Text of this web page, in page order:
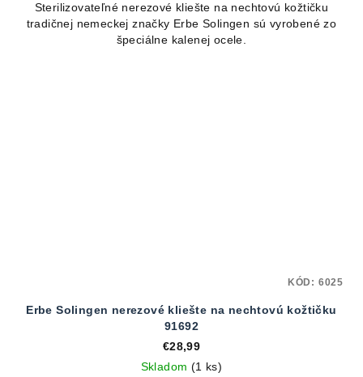
Sterilizovateľné nerezové kliešte na nechtovú kožtičku
tradičnej nemeckej značky Erbe Solingen sú vyrobené zo
špeciálne kalenej ocele.
Erbe Solingen nerezové kliešte na nechtovú kožtičku
91692
€28,99
Skladom (1 ks)
KÓD: 6025